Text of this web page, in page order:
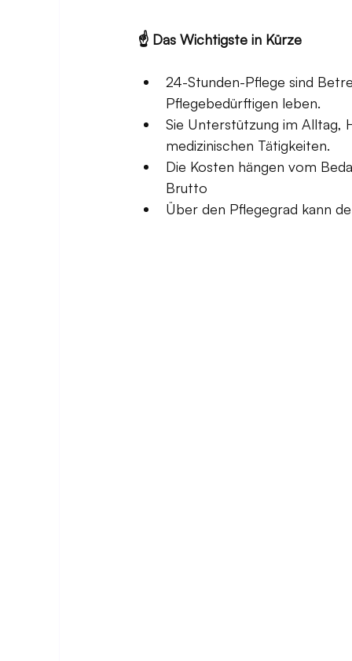
☝️ Das Wichtigste in Kürze
24-Stunden-Pflege sind
Pflegebedürftigen leben.
Sie Unterstützung im Alltag,
medizinischen Tätigkeiten.
Die Kosten hängen vom
Brutto
Über den Pflegegrad kann